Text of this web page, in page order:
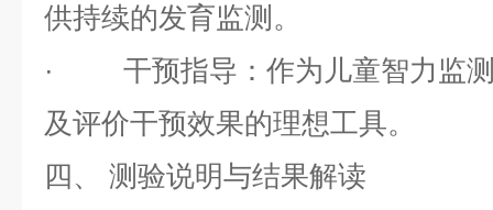
供持续的发育监测。
·
干预指导 ：作为儿童智力监
及评价干预效果的理想工具。
四、
测验说明与结果解读